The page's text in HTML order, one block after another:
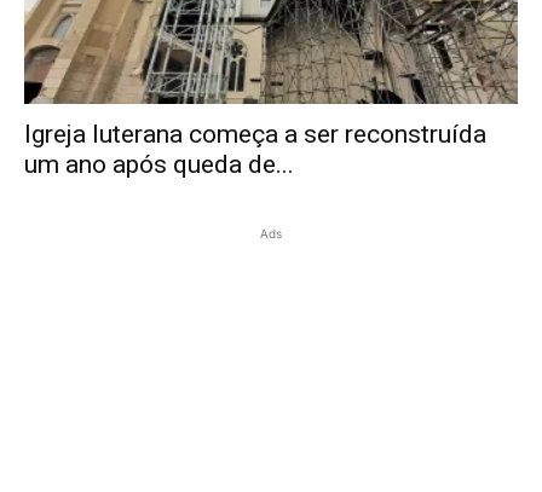
Igreja luterana começa a ser reconstruída
um ano após queda de...
Ads